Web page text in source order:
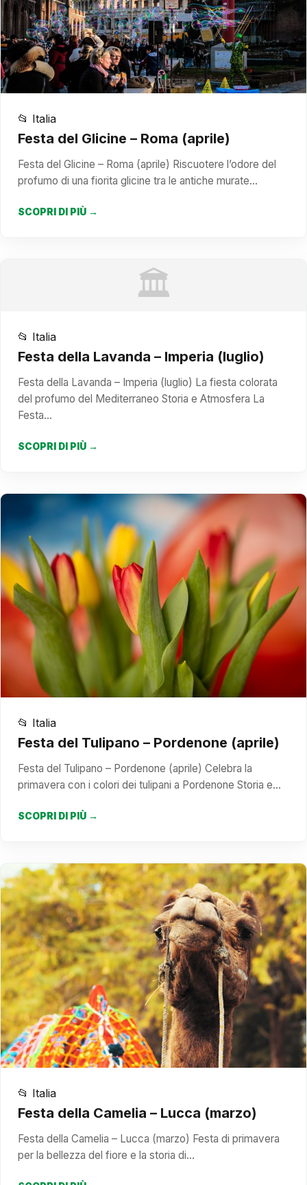
📂 Italia
Festa del Glicine – Roma (aprile)
Festa del Glicine – Roma (aprile) Riscuotere l’odore del
profumo di una fiorita glicine tra le antiche murate…
SCOPRI DI PIÙ →
🏛️
📂 Italia
Festa della Lavanda – Imperia (luglio)
Festa della Lavanda – Imperia (luglio) La fiesta colorata
del profumo del Mediterraneo Storia e Atmosfera La
Festa…
SCOPRI DI PIÙ →
📂 Italia
Festa del Tulipano – Pordenone (aprile)
Festa del Tulipano – Pordenone (aprile) Celebra la
primavera con i colori dei tulipani a Pordenone Storia e…
SCOPRI DI PIÙ →
📂 Italia
Festa della Camelia – Lucca (marzo)
Festa della Camelia – Lucca (marzo) Festa di primavera
per la bellezza del fiore e la storia di…